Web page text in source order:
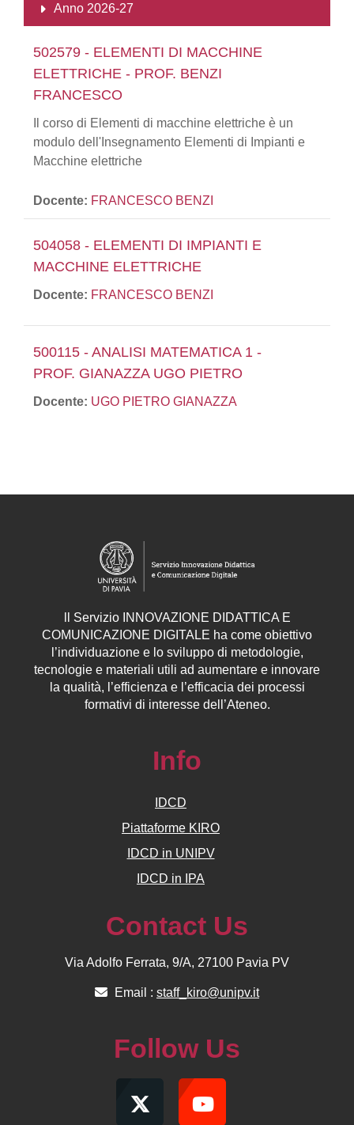
Anno 2026-27
502579 - ELEMENTI DI MACCHINE
ELETTRICHE - PROF. BENZI
FRANCESCO
Il corso di Elementi di macchine elettriche è un
modulo dell'Insegnamento Elementi di Impianti e
Macchine elettriche
Docente: FRANCESCO BENZI
504058 - ELEMENTI DI IMPIANTI E
MACCHINE ELETTRICHE
Docente: FRANCESCO BENZI
500115 - ANALISI MATEMATICA 1 -
PROF. GIANAZZA UGO PIETRO
Docente: UGO PIETRO GIANAZZA
Servizio INNOVAZIONE DIDATTICA E
COMUNICAZIONE DIGITALE ha come obiettivo
l’individuazione e lo sviluppo di metodologie,
tecnologie e materiali utili ad aumentare e innovare
la qualità, l’efficienza e l’efficacia dei processi
formativi di interesse dell’Ateneo.
Info
IDCD
Piattaforme KIRO
IDCD in UNIPV
IDCD in IPA
Contact Us
Via Adolfo Ferrata, 9/A, 27100 Pavia PV
Email : staff_kiro@unipv.it
Follow Us